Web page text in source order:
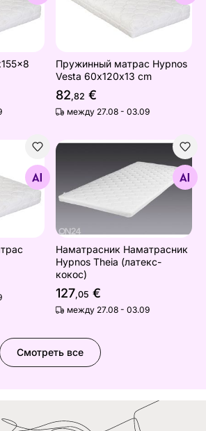
Пружинный матрас Hypnos
Vesta 60х120х13 cm
82,82 €
между 27.08 - 03.09
70x140x8 cm
Наматрасник
Найдите похожие
Наматрасник Наматрасник
Hypnos Theia (латекс-
кокос)
127,05 €
между 27.08 - 03.09
Смотреть все